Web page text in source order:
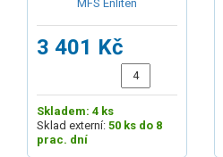
3 401 Kč
Skladem: 4 ks
Sklad externí: 50 ks do 8
prac. dní